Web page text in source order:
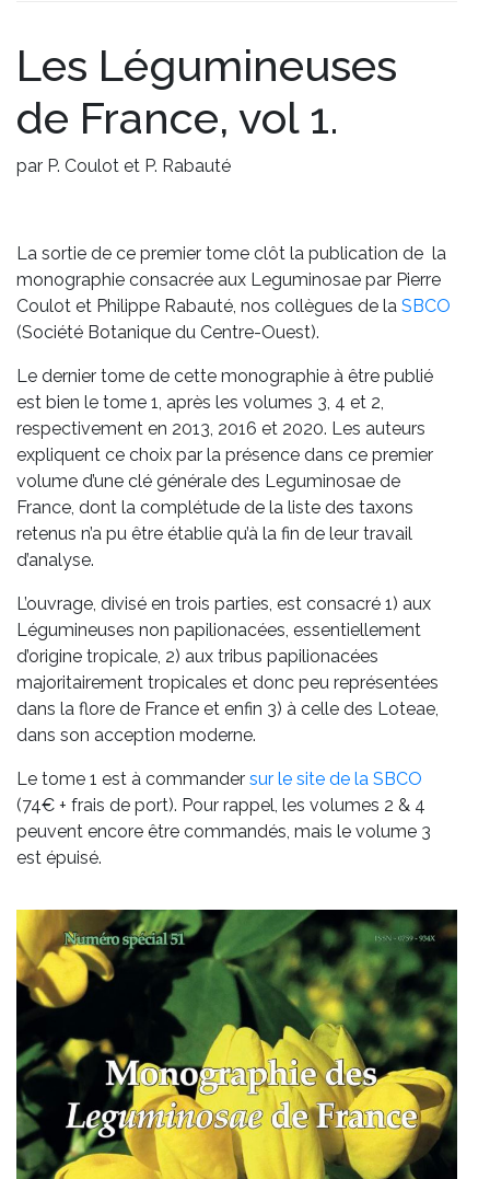
Les Légumineuses
de France, vol 1.
par P. Coulot et P. Rabauté
La sortie de ce premier tome clôt la publication de la
monographie consacrée aux Leguminosae par Pierre
Coulot et Philippe Rabauté, nos collègues de la SBCO
(Société Botanique du Centre-Ouest).
Le dernier tome de cette monographie à être publié
est bien le tome 1, après les volumes 3, 4 et 2,
respectivement en 2013, 2016 et 2020. Les auteurs
expliquent ce choix par la présence dans ce premier
volume d’une clé générale des Leguminosae de
France, dont la complétude de la liste des taxons
retenus n’a pu être établie qu’à la fin de leur travail
d’analyse.
L’ouvrage, divisé en trois parties, est consacré 1) aux
Légumineuses non papilionacées, essentiellement
d’origine tropicale, 2) aux tribus papilionacées
majoritairement tropicales et donc peu représentées
dans la flore de France et enfin 3) à celle des Loteae,
dans son acception moderne.
Le tome 1 est à commander sur le site de la SBCO
(74€ + frais de port). Pour rappel, les volumes 2 & 4
peuvent encore être commandés, mais le volume 3
est épuisé.